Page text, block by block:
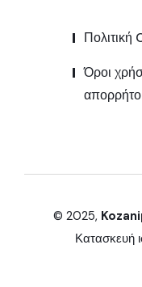
Πολιτική
Όροι
© 2025,
Κατασκευή